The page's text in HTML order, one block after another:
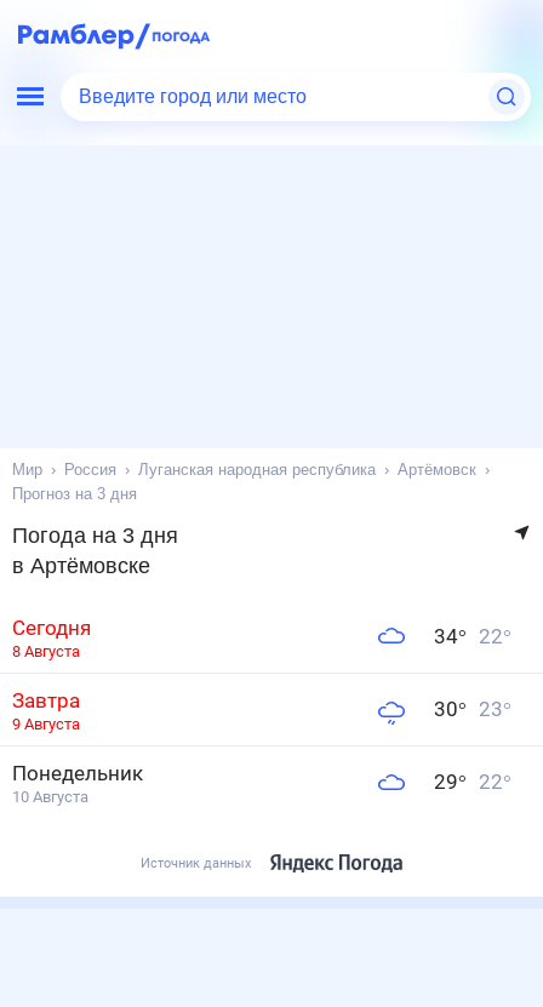
Введите город или место
Мир Россия Луганская народная республика
Артёмовск
Прогноз на 3 дня
Погода на 3 дня
в Артёмовске
Сегодня
8 Августа
34° 22°
Завтра
9 Августа
30° 23°
Понедельник
10 Августа
29° 22°
Источник данных